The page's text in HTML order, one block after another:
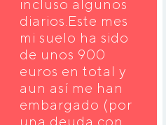
incluso algunos
diarios.Este mes
mi suelo ha sido
de unos 900
euros en total y
aun así me han
embargado (por
una deuda con